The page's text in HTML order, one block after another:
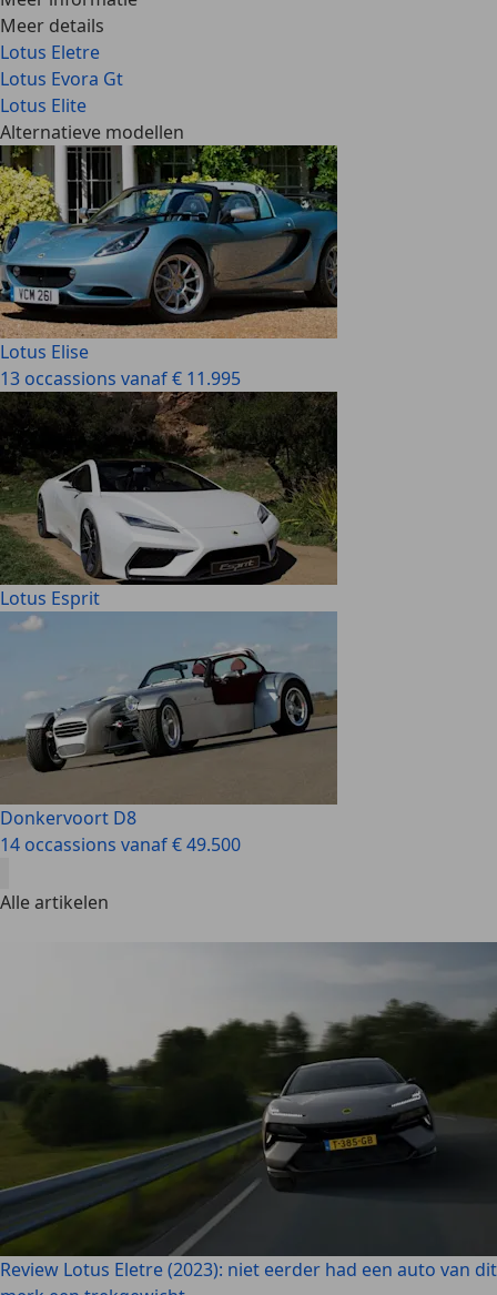
Meer details
Lotus Eletre
Lotus Evora Gt
Lotus Elite
Alternatieve modellen
Lotus Elise
13 occassions vanaf € 11.995
Lotus Esprit
Donkervoort D8
14 occassions vanaf € 49.500
Alle artikelen
Review Lotus Eletre (2023): niet eerder had een auto van dit